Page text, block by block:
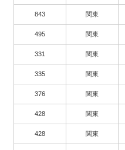
843 関東
495 関東
331 関東
335 関東
376 関東
428 関東
428 関東